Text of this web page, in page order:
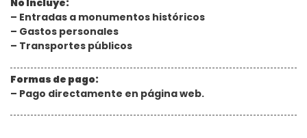
No Incluye:
– Entradas a monumentos históricos
– Gastos personales
– Transportes públicos
Formas de pago:
– Pago directamente en página web.